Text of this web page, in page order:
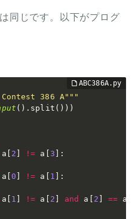
同じです。以下がプログ
386 A"""
( ) . split ( ) ) )
a [ 2 ] != a [3 ] :
a [0 ] != a [ 1 ] :
a [ 1 ] != a [ 2 ] and a [ 2 ] == a